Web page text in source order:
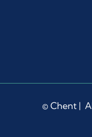
©Chent |